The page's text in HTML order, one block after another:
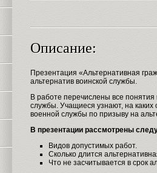
Описание:
Презентация «Альтернативная
альтернатив воинской службы.
В работе перечислены все понятия
службы. Учащиеся узнают, на
военной службы по призыву на
В презентации рассмотрены
Видов допустимых работ.
Сколько длится
Что не засчитывается в срок